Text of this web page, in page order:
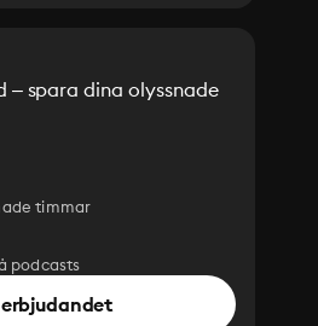
– spara dina olyssnade
timmar
podcasts